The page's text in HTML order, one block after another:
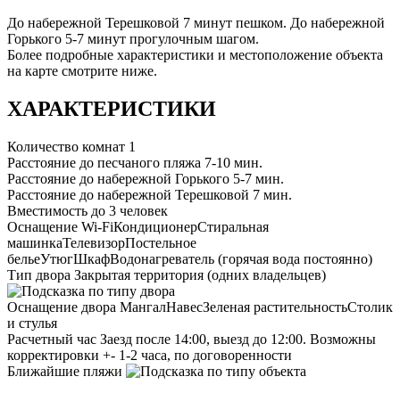
До набережной Терешковой 7 минут пешком. До набережной
Горького 5-7 минут прогулочным шагом.
Более подробные характеристики и местоположение объекта
на карте смотрите ниже.
ХАРАКТЕРИСТИКИ
Количество комнат 1
Расстояние до песчаного пляжа 7-10 мин.
Расстояние до набережной Горького 5-7 мин.
Расстояние до набережной Терешковой 7 мин.
Вместимость до 3 человек
Оснащение Wi-FiКондиционерСтиральная
машинкаТелевизорПостельное
бельеУтюгШкафВодонагреватель (горячая вода постоянно)
Тип двора Закрытая территория (одних владельцев)
Оснащение двора МангалНавесЗеленая растительностьСтолик
и стулья
Расчетный час Заезд после 14:00, выезд до 12:00. Возможны
корректировки +- 1-2 часа, по договоренности
Ближайшие пляжи